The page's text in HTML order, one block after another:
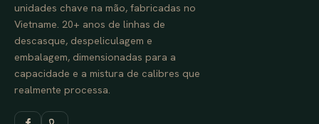
unidades chave na mão, fabricadas no
Vietname. 20+ anos de linhas de
descasque, despeliculagem e
embalagem, dimensionadas para a
capacidade e a mistura de calibres que
realmente processa.